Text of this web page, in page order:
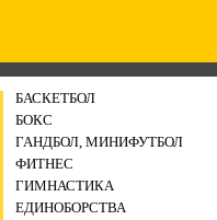
БАСКЕТБОЛ
БОКС
ГАНДБОЛ, МИНИФУТБОЛ
ФИТНЕС
ГИМНАСТИКА
ЕДИНОБОРСТВА